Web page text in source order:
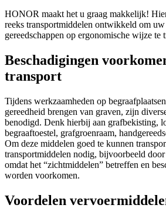
HONOR maakt het u graag makkelijk!
reeks transportmiddelen ontwikkeld om
gereedschappen op ergonomische wijze te
Beschadigingen
transport
Tijdens werkzaamheden op
gereedheid brengen van graven, zijn
benodigd. Denk hierbij aan grafbekisting,
begraaftoestel, grafgroenraam,
Om deze middelen goed te kunnen
transportmiddelen nodig, bijvoorbeeld
omdat het “zichtmiddelen” betreffen en
worden voorkomen.
Voordelen